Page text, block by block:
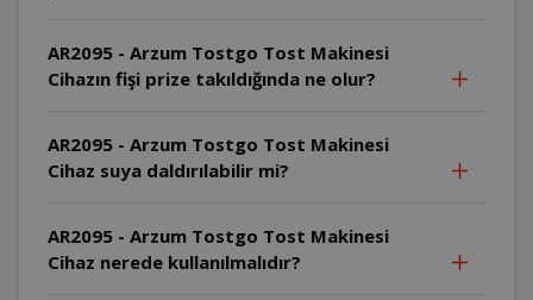
AR2095 - Arzum Tostgo Tost Makinesi
Cihazın fişi prize takıldığında ne olur?
AR2095 - Arzum Tostgo Tost Makinesi
Cihaz suya daldırılabilir mi?
AR2095 - Arzum Tostgo Tost Makinesi
Cihaz nerede kullanılmalıdır?